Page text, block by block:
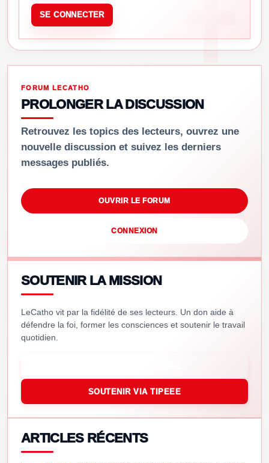
SE CONNECTER
FORUM LECATHO
PROLONGER LA DISCUSSION
Retrouvez les topics des lecteurs, ouvrez une
nouvelle discussion et suivez les derniers
messages publiés.
OUVRIR LE FORUM
CONNEXION
SOUTENIR LA MISSION
LeCatho vit par la fidélité de ses lecteurs. Un don aide à
défendre la foi, former les consciences et soutenir le travail
quotidien.
SOUTENIR VIA TIPEEE
ARTICLES RÉCENTS